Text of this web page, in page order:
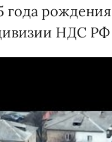
года
НДС РФ